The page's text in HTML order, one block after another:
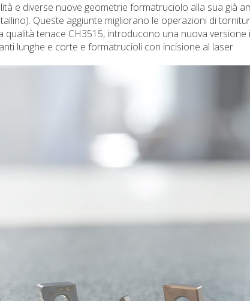
e diverse nuove geometrie formatruciolo alla sua già
Queste aggiunte migliorano le operazioni di
qualità tenace CH3515, introducono una nuova versione
lunghe e corte e formatrucioli con incisione al laser.